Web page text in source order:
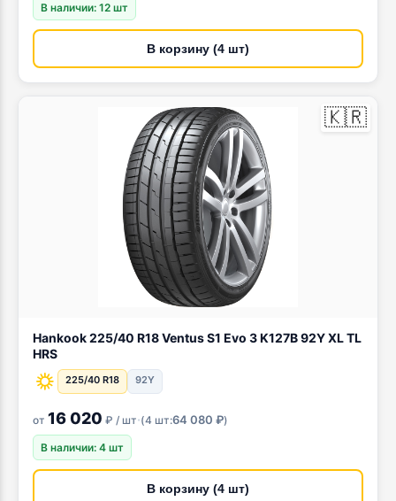
В наличии: 12 шт
В корзину (4 шт)
🇰🇷
Hankook 225/40 R18 Ventus S1 Evo 3 K127B 92Y XL TL
HRS
225/40 R18 92Y
от 16 020 ₽ / шт·(4 шт:64 080 ₽)
В наличии: 4 шт
В корзину (4 шт)